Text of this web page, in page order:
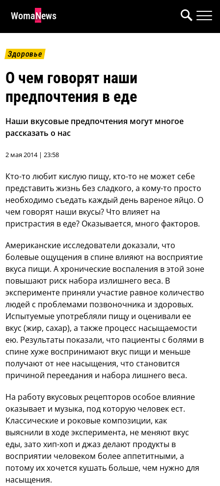
WomaNews
Здоровье
О чем говорят наши
предпочтения в еде
Наши вкусовые предпочтения могут многое
рассказать о нас
2 мая 2014 | 23:58
Кто-то любит кислую пищу, кто-то не может себе
представить жизнь без сладкого, а кому-то просто
необходимо съедать каждый день вареное яйцо. О
чем говорят наши вкусы? Что влияет на
пристрастия в еде? Оказывается, много факторов.
Американские исследователи доказали, что
болевые ощущения в спине влияют на восприятие
вкуса пищи. А хронические воспаления в этой зоне
повышают риск набора излишнего веса. В
эксперименте приняли участие равное количество
людей с проблемами позвоночника и здоровых.
Испытуемые употребляли пищу и оценивали ее
вкус (жир, сахар), а также процесс насыщаемости
ею. Результаты показали, что пациенты с болями в
спине хуже воспринимают вкус пищи и меньше
получают от нее насыщения, что становится
причиной переедания и набора лишнего веса.
На работу вкусовых рецепторов особое влияние
оказывает и музыка, под которую человек ест.
Классические и роковые композиции, как
выяснили в ходе эксперимента, не меняют вкус
еды, зато хип-хоп и джаз делают продукты в
восприятии человеком более аппетитными, а
потому их хочется кушать больше, чем нужно для
насыщения.